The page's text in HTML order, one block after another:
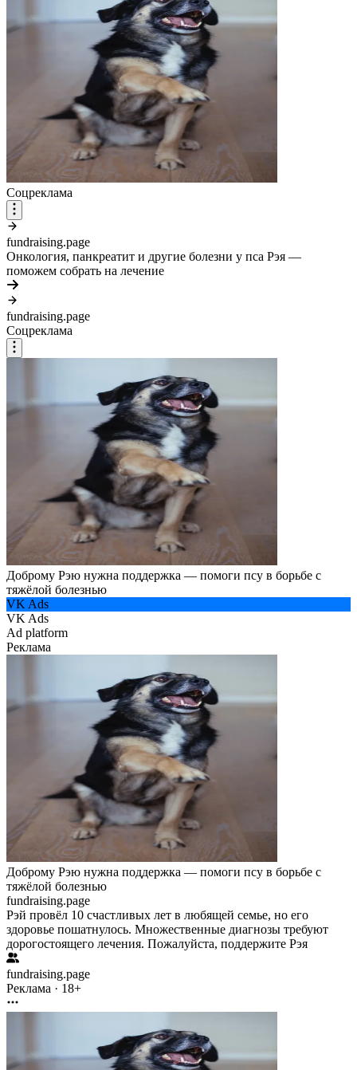
Соцреклама
fundraising.page
Онкология, панкреатит и другие болезни у пса Рэя —
поможем собрать на лечение
fundraising.page
Соцреклама
Доброму Рэю нужна поддержка — помоги псу в борьбе с
тяжёлой болезнью
VK Ads
VK Ads
Ad platform
Реклама
Доброму Рэю нужна поддержка — помоги псу в борьбе с
тяжёлой болезнью
fundraising.page
Рэй провёл 10 счастливых лет в любящей семье, но его
здоровье пошатнулось. Множественные диагнозы требуют
дорогостоящего лечения. Пожалуйста, поддержите Рэя
fundraising.page
Реклама · 18+